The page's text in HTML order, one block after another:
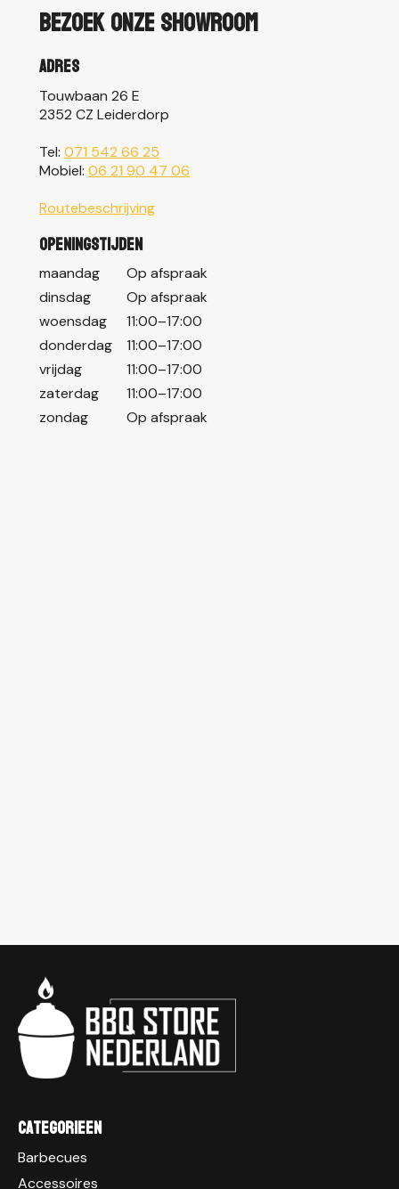
Bezoek onze showroom
Adres
Touwbaan 26 E
2352 CZ Leiderdorp
Tel: 071 542 66 25
Mobiel: 06 21 90 47 06
Routebeschrijving
Openingstijden
maandag
Op afspraak
dinsdag
Op afspraak
woensdag
11:00–17:00
donderdag
11:00–17:00
vrijdag
11:00–17:00
zaterdag
11:00–17:00
zondag
Op afspraak
Categorieen
Barbecues
Accessoires